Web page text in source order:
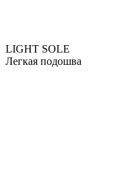
LIGHT SOLE
Легкая подошва